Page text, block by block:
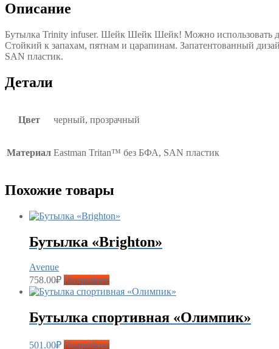
Описание
Бутылка Trinity infuser. Шейк Шейк Шейк! Можно использовать
Стойкий к запахам, пятнам и царапинам. Запатентованный
SAN пластик.
Детали
Цвет черный, прозрачный
Материал Eastman Tritan™ без БФА, SAN пластик
Похожие товары
Бутылка «Brighton»
Avenue
758.00₽ Подробнее
Бутылка спортивная «Олимпик»
501.00₽ Подробнее